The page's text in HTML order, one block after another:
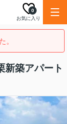
お気に入り
0
。
築アパート